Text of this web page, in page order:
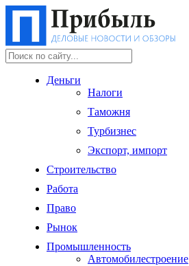
Деньги
Налоги
Таможня
Турбизнес
Экспорт, импорт
Строительство
Работа
Право
Рынок
Промышленность
Автомобилестроение